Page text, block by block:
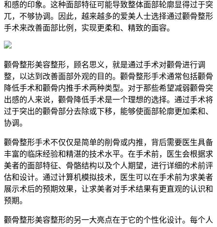
和感的印象。这种面部特征可能导致整体面部轮廓显得过于突
兀，不够协调。因此，越来越多的爱美人士选择通过颧骨整形
手术来改善面部比例，实现更柔和、精致的面容。
颧骨整形美容整形，顾名思义，就是通过手术对颧骨进行调
整，以达到改善面部外观的目的。颧骨整形手术通常包括颧骨
降低手术和颧骨内推手术两种类型。对于那些希望减弱颧骨突
出感的人来说，颧骨降低手术是一个理想的选择。通过手术将
过于突出的颧骨部分去除或下移，能够使面部轮廓更加柔和、
协调。
颧骨整形手术不仅仅是简单的削骨或内推，背后需要医生具备
丰富的临床经验和精湛的技术水平。在手术前，医生会根据求
美者的面部特征、骨骼结构以及个人期望，进行详细的术前评
估和设计。通过计算机模拟技术，医生可以在手术前为求美者
展示术后的预期效果，让求美者对手术结果有更直观的认识和
预期。
颧骨整形美容整形的另一大亮点在于它的个性化设计。每个人